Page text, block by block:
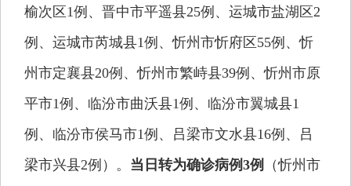
榆次区1例、晋中市平遥县25例、运城市盐湖区2
例、运城市芮城县1例、忻州市忻府区55例、忻
州市定襄县20例、忻州市繁峙县39例、忻州市原
平市1例、临汾市曲沃县1例、临汾市翼城县1
例、临汾市侯马市1例、吕梁市文水县16例、吕
梁市兴县2例）。 当日转为确诊病例3例 （忻州市